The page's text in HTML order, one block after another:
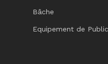
Bâche
Equipement de